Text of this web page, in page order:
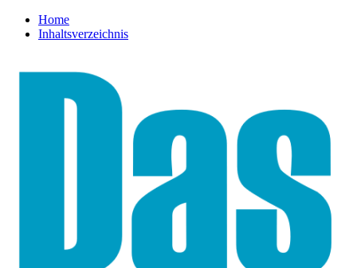
Home
Inhaltsverzeichnis